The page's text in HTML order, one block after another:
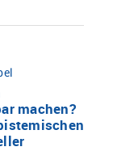
machen?